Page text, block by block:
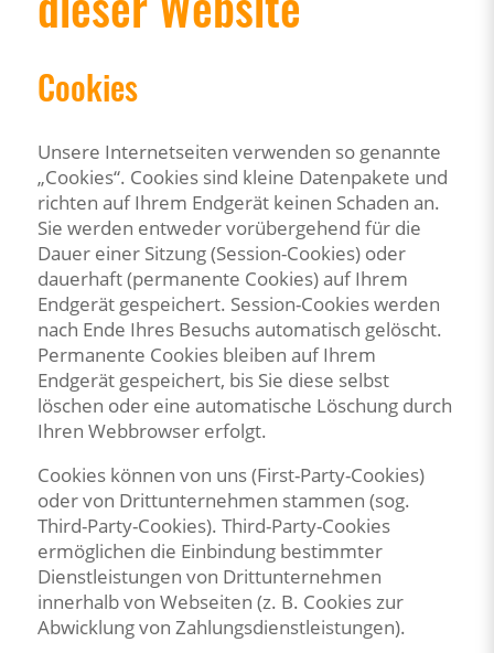
Cookies
Unsere Internetseiten verwenden so genannte
„Cookies“. Cookies sind kleine Datenpakete und
richten auf Ihrem Endgerät keinen Schaden an.
Sie werden entweder vorübergehend für die
Dauer einer Sitzung (Session-Cookies) oder
dauerhaft (permanente Cookies) auf Ihrem
Endgerät gespeichert. Session-Cookies werden
nach Ende Ihres Besuchs automatisch gelöscht.
Permanente Cookies bleiben auf Ihrem
Endgerät gespeichert, bis Sie diese selbst
löschen oder eine automatische Löschung durch
Ihren Webbrowser erfolgt.
Cookies können von uns (First-Party-Cookies)
oder von Drittunternehmen stammen (sog.
Third-Party-Cookies). Third-Party-Cookies
ermöglichen die Einbindung bestimmter
Dienstleistungen von Drittunternehmen
innerhalb von Webseiten (z. B. Cookies zur
Abwicklung von Zahlungsdienstleistungen).